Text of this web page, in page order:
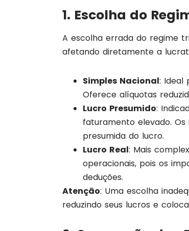
1. Escolha do
A escolha errada do regime
afetando diretamente a
Simples Nacional: Ideal
Oferece alíquotas
Lucro Presumido:
faturamento elevado.
presumida do lucro.
Lucro Real: Mais
operacionais, pois os
deduções.
Atenção: Uma escolha
reduzindo seus lucros e